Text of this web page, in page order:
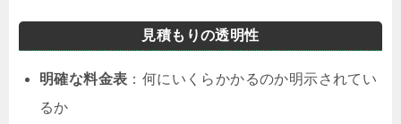
見積もりの透明性
明確な料金表 ：何にいくらかかるのか明示されてい
るか